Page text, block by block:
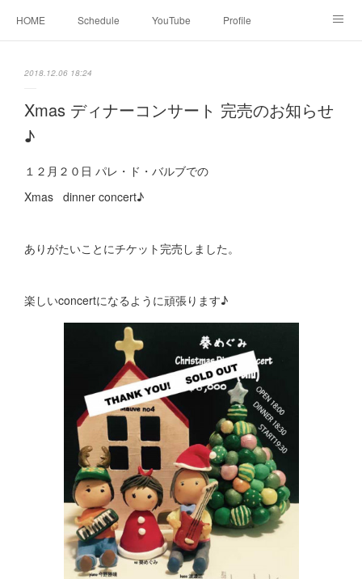
HOME Schedule YouTube Profile
2018.12.06 18:24
Xmas ディナーコンサート 完売のお知らせ
♪
１２月２０日 パレ・ド・バルブでの
Xmas dinner concert♪
ありがたいことにチケット完売しました。
楽しいconcertになるように頑張ります♪